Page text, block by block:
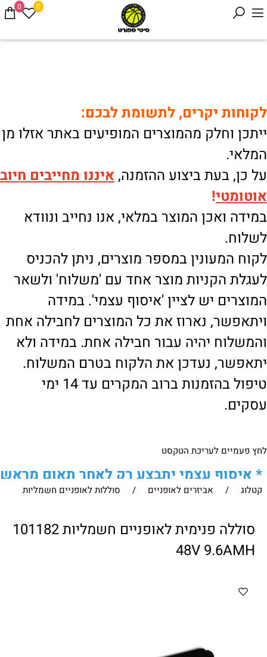
0 0
לקוחות יקרים, לתשומת לבכם:
ייתכן וחלק מהמוצרים המופיעים באתר אזלו מן
המלאי.
על כן, בעת ביצוע ההזמנה, איננו מחייבים חיוב
אוטומטי!
במידה ואכן המוצר במלאי, אנו נחייב ונוודא
לשלוח.
לקוח המעונין במספר מוצרים, ניתן להכניס
לעגלת הקניות מוצר אחד עם 'משלוח' ולשאר
המוצרים יש לציין 'איסוף עצמי'. במידה
ויתאפשר, נארוז את כל המוצרים לחבילה אחת
והמשלוח יהיה עבור חבילה אחת. במידה ולא
יתאפשר, נעדכן את הלקוח בטרם המשלוח.
טיפול בהזמנות ברוב המקרים עד 14 ימי
עסקים.
לחץ פעמיים לעריכת הטקסט
* איסוף עצמי יתבצע רק לאחר תאום מראש
של הלקוח מול נציגנו!
ווטצאפ(הודעות בלבד):
052-8059900
מענה טלפוני:
בין השעות 9:00-17:00
citysport2@013.net
קטלוג / אביזרים לאופניים / סוללות לאופניים חשמליות
סוללה פנימית לאופניים חשמליות 101182
48V 9.6AMH